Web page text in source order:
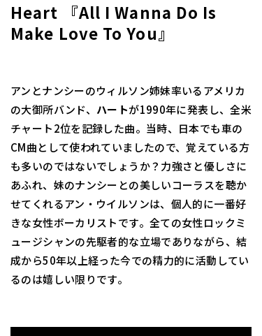
Heart 『All I Wanna Do Is
Make Love To You』
アンとナンシーのウィルソン姉妹率いるアメリカ
の大御所バンド、 ハートが1990年に発表し、全米
チャート2位を記録した曲。当時、日本でも車の
CM曲として使われていましたので、覚えている方
も多いのではないでしょうか？力強さと優しさに
あふれ、妹のナンシーとの美しいコーラスを聴か
せてくれるアン・ウイルソンは、個人的に一番好
きな女性ボーカリストです。全ての女性ロックミ
ュージシャンの先駆者的な立場でありながら、結
成から50年以上経った今での精力的に活動してい
るのは嬉しい限りです。